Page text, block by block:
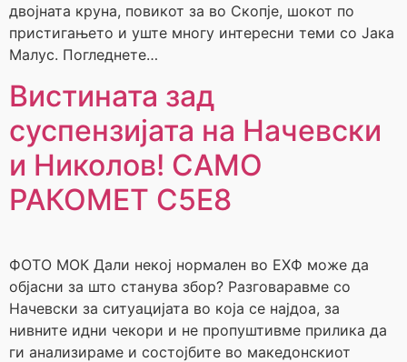
двојната круна, повикот за во Скопје, шокот по
пристигањето и уште многу интересни теми со Јака
Малус. Погледнете…
Вистината зад
суспензијата на Начевски
и Николов! САМО
РАКОМЕТ С5Е8
ФОТО МОК Дали некој нормален во ЕХФ може да
објасни за што станува збор? Разговаравме со
Начевски за ситуацијата во која се најдоа, за
нивните идни чекори и не пропуштивме прилика да
ги анализираме и состојбите во македонскиот